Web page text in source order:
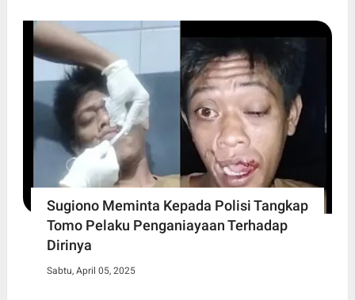
Sugiono Meminta Kepada Polisi Tangkap
Tomo Pelaku Penganiayaan Terhadap
Dirinya
Sabtu, April 05, 2025